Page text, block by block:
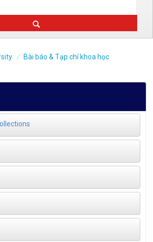
Bài báo & Tạp chí khoa học